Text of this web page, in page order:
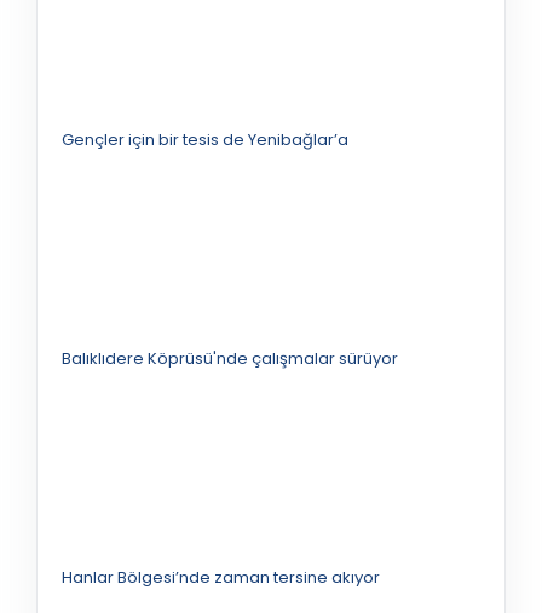
Gençler için bir tesis de Yenibağlar’a
Balıklıdere Köprüsü'nde çalışmalar sürüyor
Hanlar Bölgesi’nde zaman tersine akıyor